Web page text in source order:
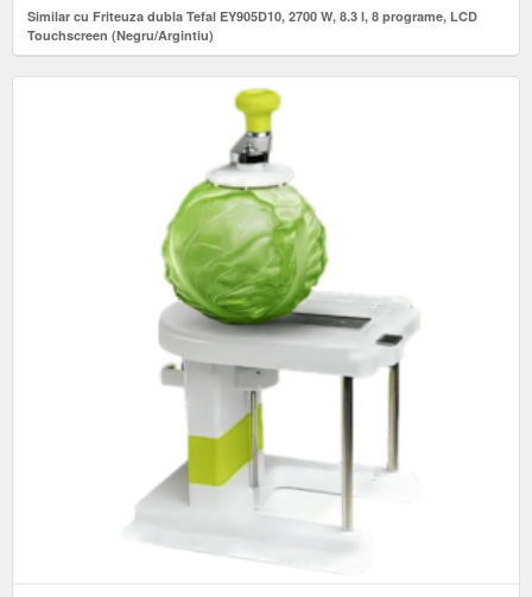
Similar cu Friteuza dubla Tefal EY905D10, 2700 W, 8.3 l, 8 programe, LCD
Touchscreen (Negru/Argintiu)